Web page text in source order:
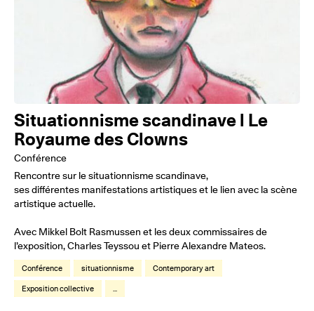
Situationnisme scandinave l Le
Royaume des Clowns
Conférence
Rencontre sur le situationnisme scandinave,
ses différentes manifestations artistiques et le lien avec la scène
artistique actuelle.
Avec Mikkel Bolt Rasmussen et les deux commissaires de
l’exposition, Charles Teyssou et Pierre Alexandre Mateos.
Conférence situationnisme
Contemporary art
Exposition collective
...